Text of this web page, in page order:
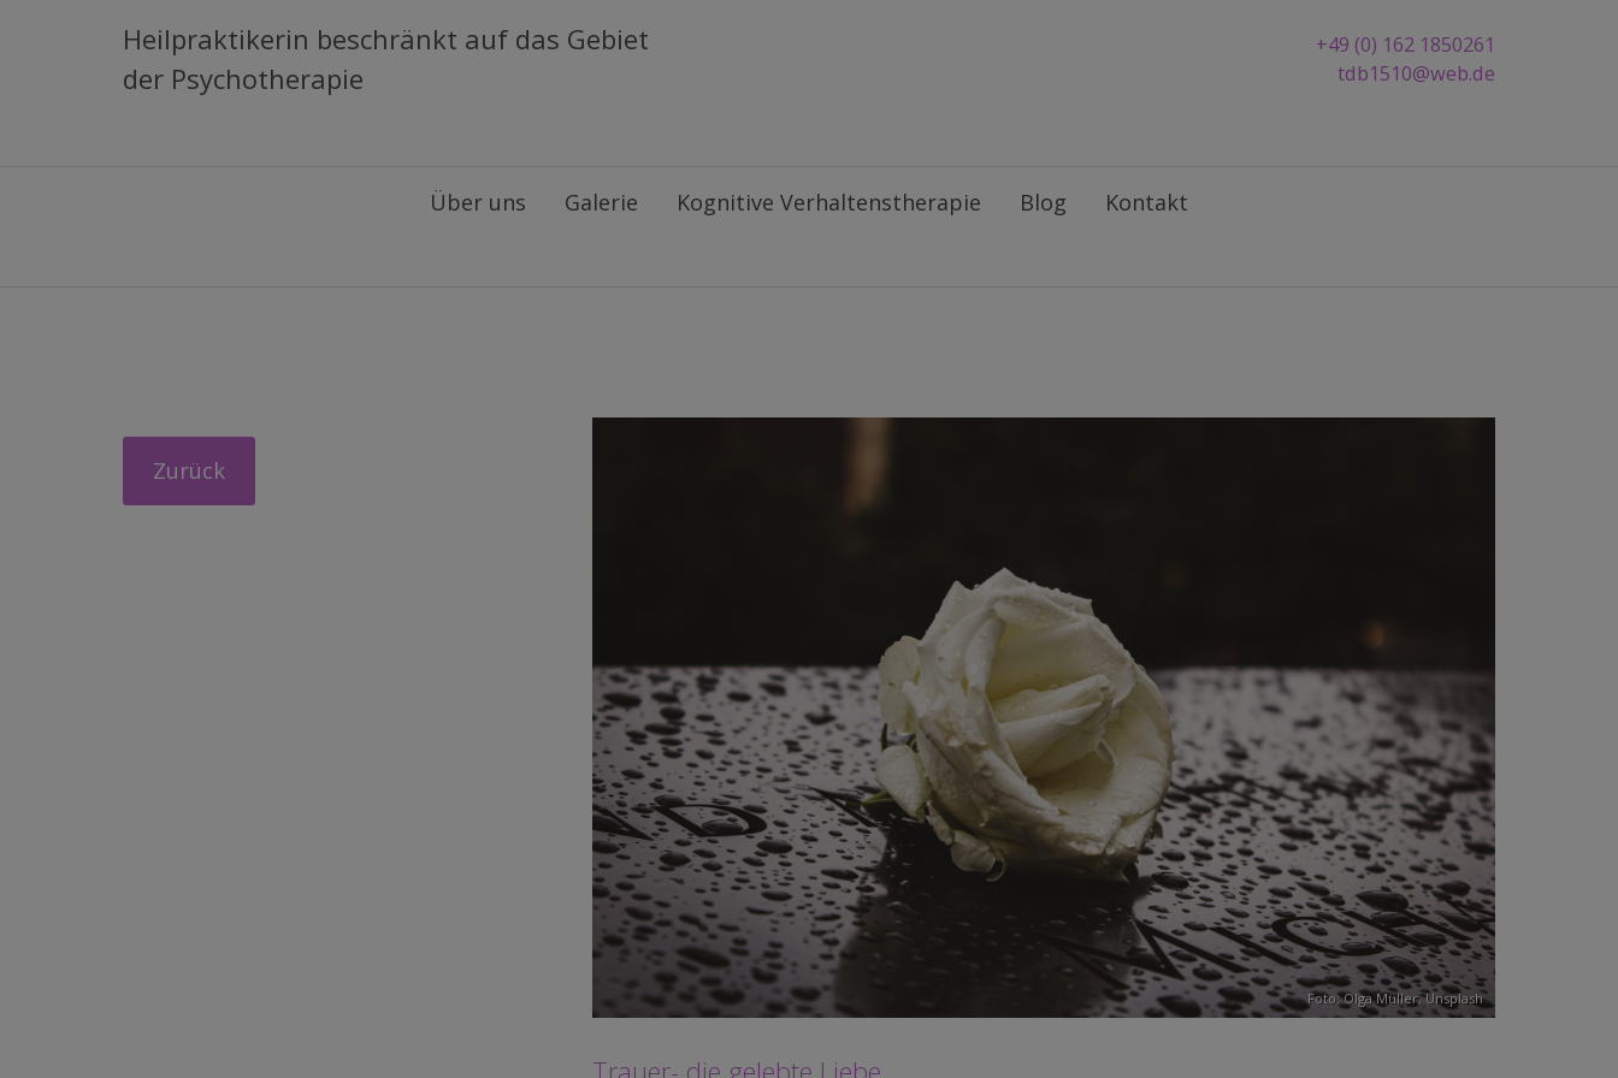
Heilpraktikerin beschränkt auf das Gebiet
der Psychotherapie
+49 (0) 162 1850261
tdb1510@web.de
Über uns Galerie Kognitive Verhaltenstherapie Blog Kontakt
Zurück
Foto:Olga Müller,Unsplash
Trauer- die gelebte Liebe